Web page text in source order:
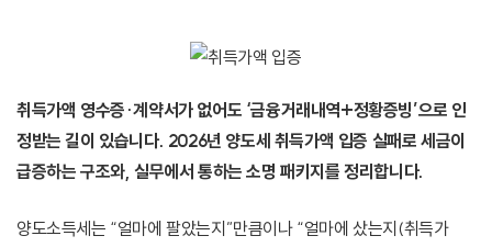
취득가액 영수증·계약서가 없어도 ‘금융거래내역+정황증빙’으로 인
정받는 길이 있습니다. 2026년 양도세 취득가액 입증 실패로 세금이
급증하는 구조와, 실무에서 통하는 소명 패키지를 정리합니다.
양도소득세는 “얼마에 팔았는지”만큼이나 “얼마에 샀는지(취득가